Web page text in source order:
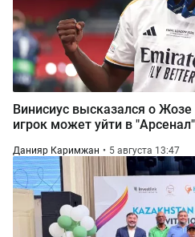
Винисиус высказался о
игрок может уйти в "Арсенал"
Данияр Каримжан 5 августа 13:47